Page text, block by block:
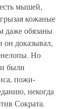
мышей,
кожаные
даже обязаны
он доказывал,
Но
были
пожи­
некогда
Сократа.